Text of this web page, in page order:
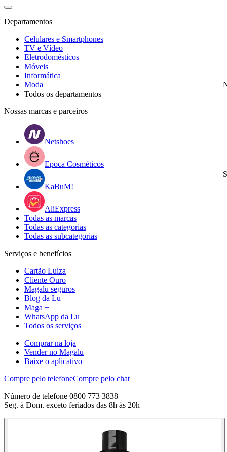
Departamentos
Celulares e Smartphones
TV e Vídeo
Eletrodomésticos
Móveis
Informática
Moda
Todos os departamentos
Nossas marcas e parceiros
Netshoes
Epoca Cosméticos
KaBuM!
AliExpress
Todas as marcas
Todas as categorias
Todas as subcategorias
Serviços e benefícios
Cartão Luiza
Cliente Ouro
Magalu seguros
Blog da Lu
Maga +
WhatsApp da Lu
Todos os serviços
Comprar na loja
Vender no Magalu
Baixe o aplicativo
Compre pelo telefoneCompre pelo chat
Número de telefone 0800 773 3838
Seg. à Dom. exceto feriados das 8h às 20h